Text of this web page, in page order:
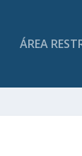
ÁREA